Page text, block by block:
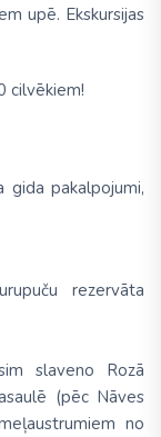
upē. Ekskursijas
cilvēkiem!
gida pakalpojumi,
rezervāta
slaveno Rozā
(pēc Nāves
no